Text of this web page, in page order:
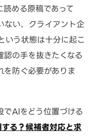
読める原稿であって
ない、クライアント企
いう状態は十分に起こ
認の手を抜きたくなる
を防ぐ必要がありま
でAIをどう位置づける
る？候補者対応と求